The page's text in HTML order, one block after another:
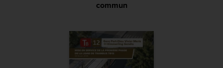
commun